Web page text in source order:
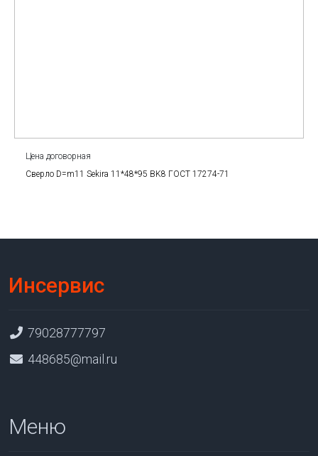
Цена договорная
Сверло D=m11 Sekira 11*48*95 BK8 ГОСТ 17274-71
Инсервис
79028777797
448685@mail.ru
Меню